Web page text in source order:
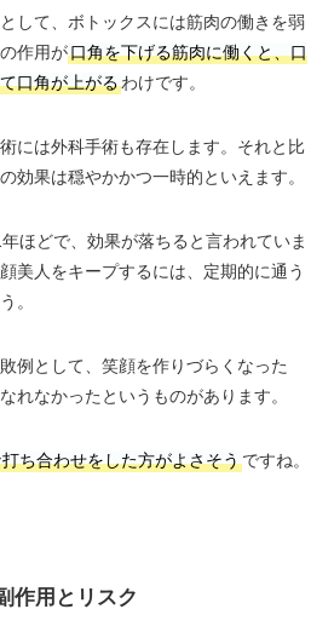
して、ボトックスには筋肉の働きを弱
作用が口角を下げる筋肉に働くと、口
口角が上がるわけです。
には外科手術も存在します。それと比
効果は穏やかかつ一時的といえます。
ほどで、効果が落ちると言われていま
美人をキープするには、定期的に通う
。
例として、笑顔を作りづらくなった
れなかったというものがあります。
ち合わせをした方がよさそうですね。
作用とリスク